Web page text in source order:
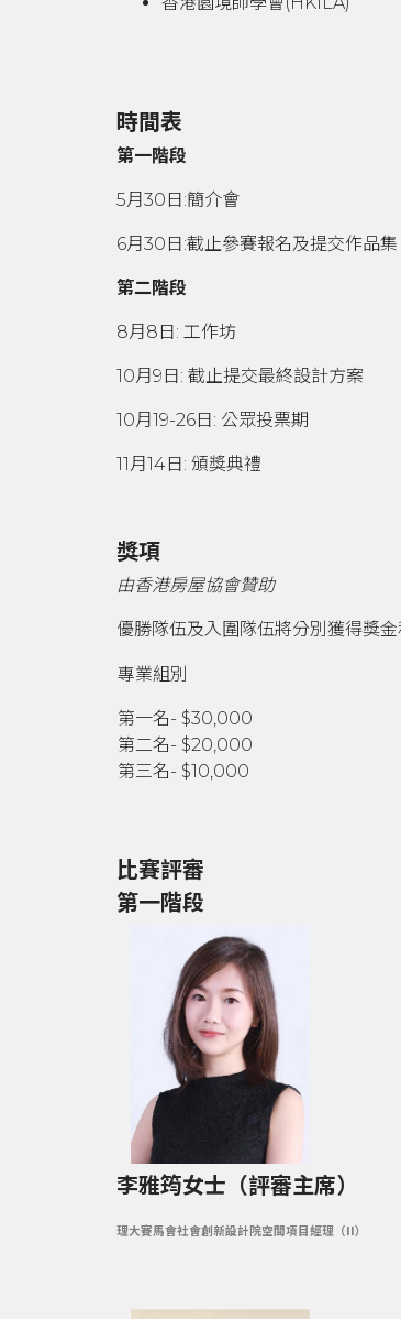
時間表
第一階段
5月30日:簡介會
6月30日:截止參賽報名及提交作品集
第二階段
8月8日: 工作坊
10月9日: 截止提交最終設計方案
10月19-26日: 公眾投票期
11月14日: 頒獎典禮
獎項
由香港房屋協會贊助
優勝隊伍及入圍隊伍將分別獲得獎
專業組別
第一名- $30,000
第二名- $20,000
第三名- $10,000
比賽評審
第一階段
李雅筠女士 （評審主席）
理大賽馬會社會創新設計院空間項目經理（II）